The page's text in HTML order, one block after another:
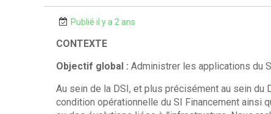
Publié il y a 2 ans
CONTEXTE
Objectif global : Administrer les applications du
Au sein de la DSI, et plus précisément au sein du
condition opérationnelle du SI Financement